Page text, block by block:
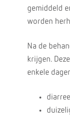
gemiddeld
worden
Na de
krijgen.
enkele